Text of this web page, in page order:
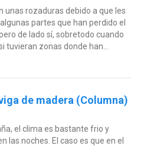
unas rozaduras debido a que les
partes que han perdido el
de lado sí, sobretodo cuando
tuvieran zonas donde han...
de madera (Columna)
el clima es bastante frio y
las noches. El caso es que en el